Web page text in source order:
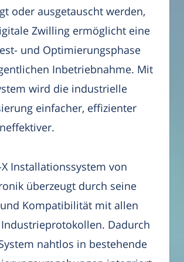
oder ausgetauscht werden,
Zwilling ermöglicht eine
und Optimierungsphase
Inbetriebnahme. Mit
wird die industrielle
einfacher, effizienter
Installationssystem von
überzeugt durch seine
Kompatibilität mit allen
Dadurch
nahtlos in bestehende